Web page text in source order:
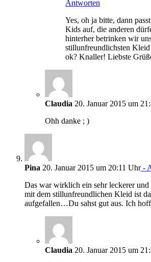
Antworten
Yes, oh ja bitte, dann
Kids auf, die anderen
hinterher betrinken wir
stillunfreundlichsten
ok? Knaller! Liebste
Claudia 20. Januar 2015 um
Ohh danke ; )
Pina 20. Januar 2015 um 20:11 Uhr-
Das war wirklich ein sehr leckerer
mit dem stillunfreundlichen Kleid ist
aufgefallen…Du sahst gut aus. Ich
Claudia 20. Januar 2015 um